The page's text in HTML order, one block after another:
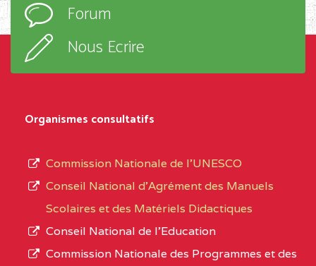
Forum
Nous Ecrire
Organismes consultatifs
Commission Nationale de l’UNESCO
Conseil National d’Agrément des Manuels
Scolaires et des Matériels Didactiques
Conseil National de l’Education
Commission Nationale des Programmes et des